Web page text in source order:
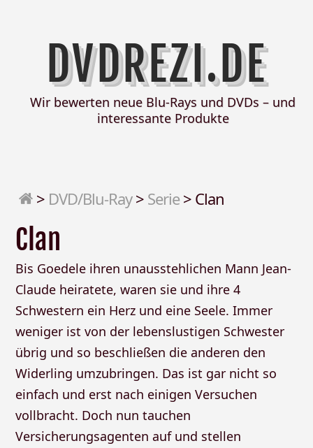
DVDREZI.DE
Wir bewerten neue Blu-Rays und DVDs – und
interessante Produkte
> DVD/Blu-Ray> Serie> Clan
Clan
Bis Goedele ihren unausstehlichen Mann Jean-
Claude heiratete, waren sie und ihre 4
Schwestern ein Herz und eine Seele. Immer
weniger ist von der lebenslustigen Schwester
übrig und so beschließen die anderen den
Widerling umzubringen. Das ist gar nicht so
einfach und erst nach einigen Versuchen
vollbracht. Doch nun tauchen
Versicherungsagenten auf und stellen